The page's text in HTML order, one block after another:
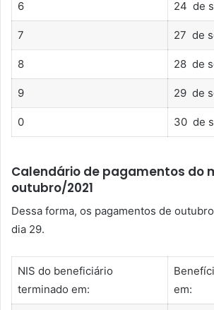
6 24 de
7 27 de
8 28 de
9 29 de
0 30 de
Calendário de pagamentos do
outubro/2021
Dessa forma, os pagamentos de
dia 29.
NIS do beneficiário
terminado em:
em: